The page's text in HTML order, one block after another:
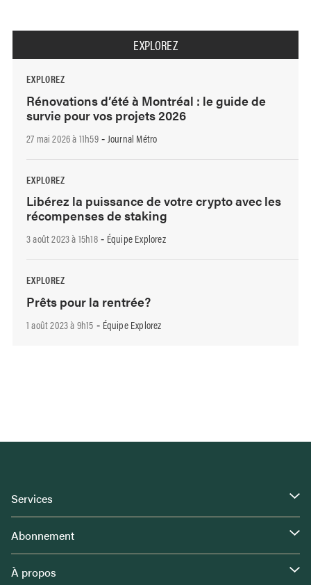
EXPLOREZ
EXPLOREZ
Rénovations d’été à Montréal : le guide de
survie pour vos projets 2026
27 mai 2026 à 11h59- Journal Métro
EXPLOREZ
Libérez la puissance de votre crypto avec les
récompenses de staking
3 août 2023 à 15h18- Équipe Explorez
EXPLOREZ
Prêts pour la rentrée?
1 août 2023 à 9h15 - Équipe Explorez
Services
Abonnement
À propos